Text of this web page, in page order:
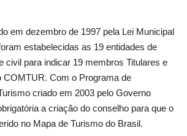
em dezembro de 1997 pela Lei Municipal
estabelecidas as 19 entidades de
civil para indicar 19 membros Titulares e
COMTUR. Com o Programa de
criado em 2003 pelo Governo
a criação do conselho para que o
no Mapa de Turismo do Brasil.